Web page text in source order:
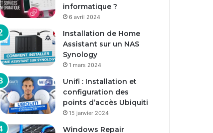
informatique ?
6 avril 2024
Installation de Home
Assistant sur un NAS
Synology
1 mars 2024
Unifi : Installation et
configuration des
points d’accès Ubiquiti
15 janvier 2024
Windows Repair